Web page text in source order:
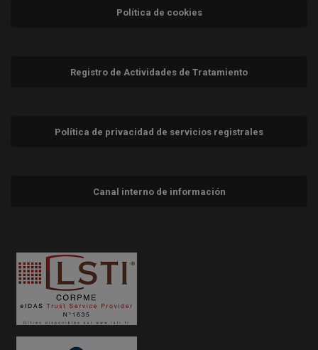
Política de cookies
Registro de Actividades de Tratamiento
Política de privacidad de servicios registrales
Canal interno de información